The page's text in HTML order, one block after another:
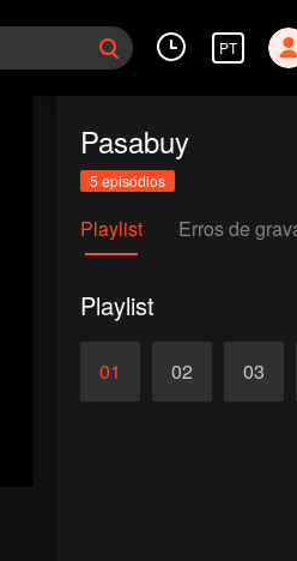
PT
Pasabuy
5 episódios
Playlist Erros de
Playlist
01 02 03